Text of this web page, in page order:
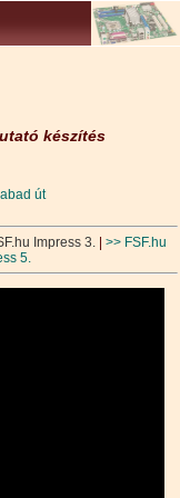
készítés
út
Impress 3.
>> FSF.hu
5.